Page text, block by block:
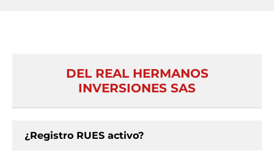
DEL REAL HERMANOS
INVERSIONES SAS
¿Registro RUES activo?